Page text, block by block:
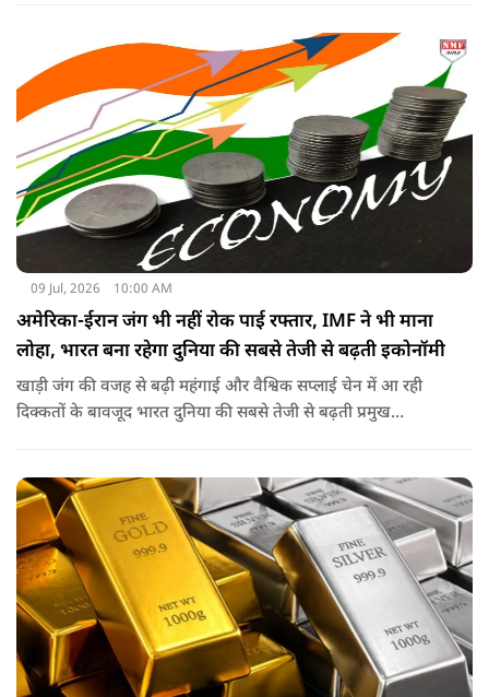
09 Jul, 2026 10:00 AM
अमेरिका-ईरान जंग भी नहीं रोक पाई रफ्तार, IMF ने भी माना
लोहा, भारत बना रहेगा दुनिया की सबसे तेजी से बढ़ती इकोनॉमी
खाड़ी जंग की वजह से बढ़ी महंगाई और वैश्विक सप्लाई चेन में आ रही
दिक्कतों के बावजूद भारत दुनिया की सबसे तेजी से बढ़ती प्रमुख
लिए सलाह भी दी गई है.